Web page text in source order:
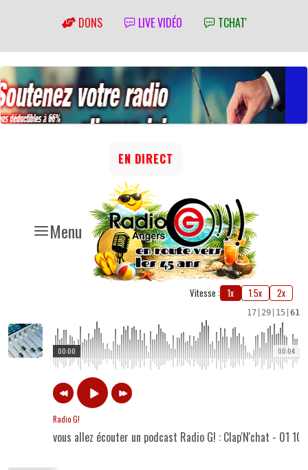
DONS LIVE VIDÉO TCHAT'
Menu
EN DIRECT
Vitesse : 1x 1.5x 2x
17 29 15 61
00:04
00:00
Radio G!
vous allez écouter un podcast Radio G! : Clap'N'chat - 01 10